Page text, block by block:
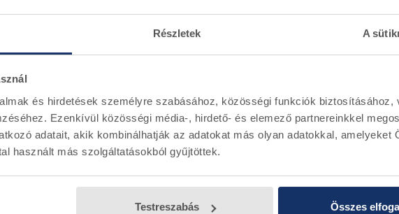
Részletek A
és hirdetések személyre szabásához, közösségi funkciók biztosításához,
Ezenkívül közösségi média-, hirdető- és elemező partnereinkkel
adatait, akik kombinálhatják az adatokat más olyan adatokkal, amelyeket
használt más szolgáltatásokból gyűjtöttek.
Testreszabás Összes
Vissza